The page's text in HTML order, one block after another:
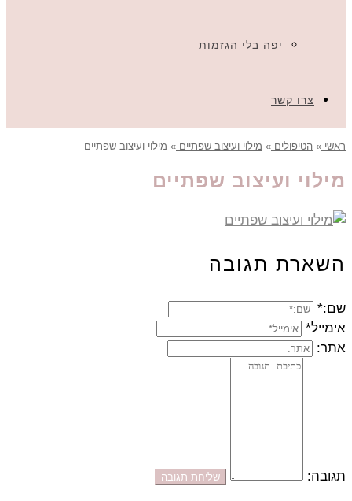
יפה בלי הגזמות
צרו קשר
ראשי » הטיפולים » מילוי ועיצוב שפתיים » מילוי ועיצוב שפתיים
מילוי ועיצוב שפתיים
השארת תגובה
שם:*
אימייל*
אתר:
תגובה: